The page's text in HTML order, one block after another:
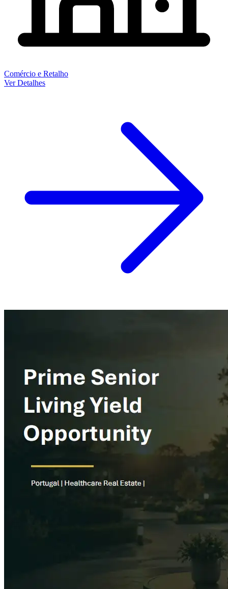
Comércio e Retalho
Ver Detalhes